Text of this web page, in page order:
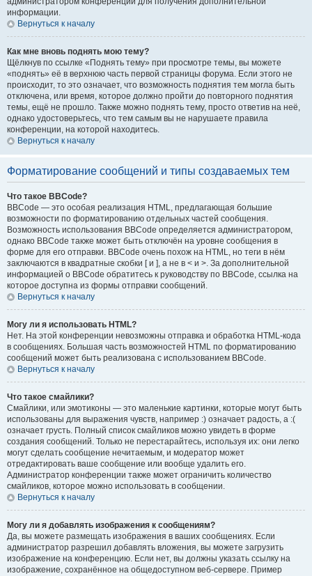
информации.
Вернуться к началу
Как мне вновь поднять мою тему?
Щёлкнув по ссылке «Поднять тему» при просмотре темы, вы можете
«поднять» её в верхнюю часть первой страницы форума. Если этого не
происходит, то это означает, что возможность поднятия тем могла быть
отключена, или время, которое должно пройти до повторного поднятия
темы, ещё не прошло. Также можно поднять тему, просто ответив на неё,
однако удостоверьтесь, что тем самым вы не нарушаете правила
конференции, на которой находитесь.
Вернуться к началу
Форматирование сообщений и типы создаваемых тем
Что такое BBCode?
BBCode — это особая реализация HTML, предлагающая большие
возможности по форматированию отдельных частей сообщения.
Возможность использования BBCode определяется администратором,
однако BBCode также может быть отключён на уровне сообщения в
форме для его отправки. BBCode очень похож на HTML, но теги в нём
заключаются в квадратные скобки [ и ], а не в < и >. За дополнительной
информацией о BBCode обратитесь к руководству по BBCode, ссылка на
которое доступна из формы отправки сообщений.
Вернуться к началу
Могу ли я использовать HTML?
Нет. На этой конференции невозможны отправка и обработка HTML-кода
в сообщениях. Большая часть возможностей HTML по форматированию
сообщений может быть реализована с использованием BBCode.
Вернуться к началу
Что такое смайлики?
Смайлики, или эмотиконы — это маленькие картинки, которые могут быть
использованы для выражения чувств, например :) означает радость, а :(
означает грусть. Полный список смайликов можно увидеть в форме
создания сообщений. Только не перестарайтесь, используя их: они легко
могут сделать сообщение нечитаемым, и модератор может
отредактировать ваше сообщение или вообще удалить его.
Администратор конференции также может ограничить количество
смайликов, которое можно использовать в сообщении.
Вернуться к началу
Могу ли я добавлять изображения к сообщениям?
Да, вы можете размещать изображения в ваших сообщениях. Если
администратор разрешил добавлять вложения, вы можете загрузить
изображение на конференцию. Если нет, вы должны указать ссылку на
изображение, сохранённое на общедоступном веб-сервере. Пример